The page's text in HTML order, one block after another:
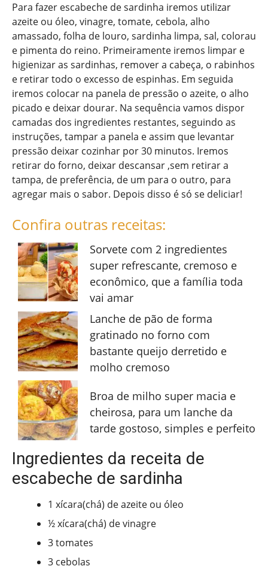
Para fazer escabeche de sardinha iremos utilizar
azeite ou óleo, vinagre, tomate, cebola, alho
amassado, folha de louro, sardinha limpa, sal, colorau
e pimenta do reino. Primeiramente iremos limpar e
higienizar as sardinhas, remover a cabeça, o rabinhos
e retirar todo o excesso de espinhas. Em seguida
iremos colocar na panela de pressão o azeite, o alho
picado e deixar dourar. Na sequência vamos dispor
camadas dos ingredientes restantes, seguindo as
instruções, tampar a panela e assim que levantar
pressão deixar cozinhar por 30 minutos. Iremos
retirar do forno, deixar descansar ,sem retirar a
tampa, de preferência, de um para o outro, para
agregar mais o sabor. Depois disso é só se deliciar!
Confira outras receitas:
Sorvete com 2 ingredientes
super refrescante, cremoso e
econômico, que a família toda
vai amar
Lanche de pão de forma
gratinado no forno com
bastante queijo derretido e
molho cremoso
Broa de milho super macia e
cheirosa, para um lanche da
tarde gostoso, simples e perfeito
Ingredientes da receita de
escabeche de sardinha
1 xícara(chá) de azeite ou óleo
½ xícara(chá) de vinagre
3 tomates
3 cebolas